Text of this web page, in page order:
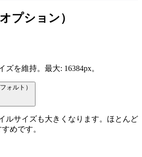
プション）
を維持。最大: 16384px。
ォルト）
ルサイズも大きくなります。ほとんど
めです。